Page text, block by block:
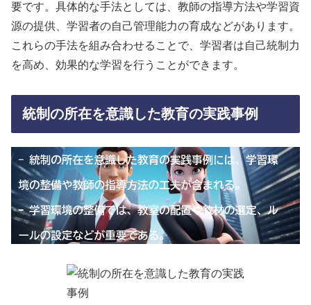
要です。具体的な手法としては、教師の指導方法や学習資
源の提供、学習者の自己管理能力の育成などがあります。
これらの手法を組み合わせることで、学習者は自己統制力
を高め、効果的な学習を行うことができます。
統制の所在を意識した教育の実践事例